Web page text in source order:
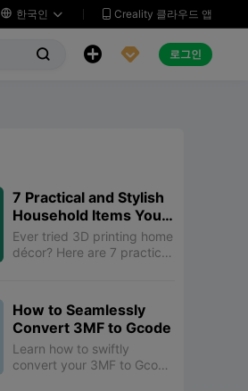
 한국인   Creality 클라우드 앱
   로그인
7 Practical and Stylish
Household Items You
Can 3D Print
Ever tried 3D printing home
décor? Here are 7 practical
How to Seamlessly
Convert 3MF to Gcode
Learn how to swiftly
convert your 3MF to Gcode